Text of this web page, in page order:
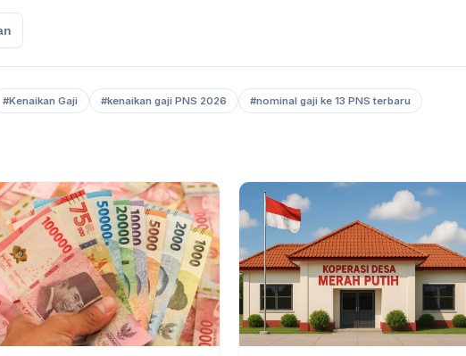
#Kenaikan Gaji #kenaikan gaji PNS 2026 #nominal gaji ke 13 PNS terbaru